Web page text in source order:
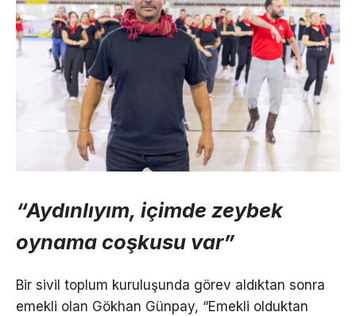
“Aydınlıyım, içimde zeybek
oynama coşkusu var”
Bir sivil toplum kuruluşunda görev aldıktan sonra
emekli olan Gökhan Günpay, “Emekli olduktan